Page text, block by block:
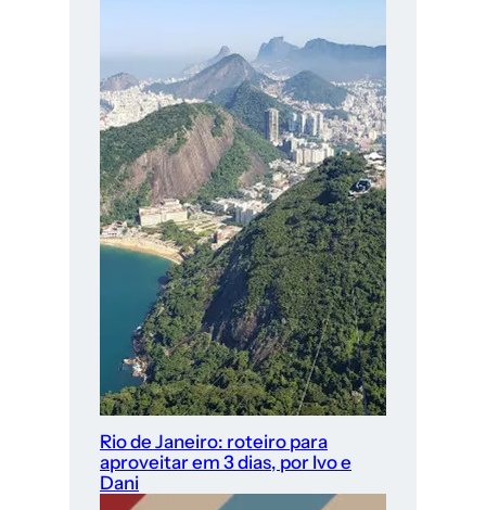
Rio de Janeiro: roteiro para
aproveitar em 3 dias, por Ivo e
Dani